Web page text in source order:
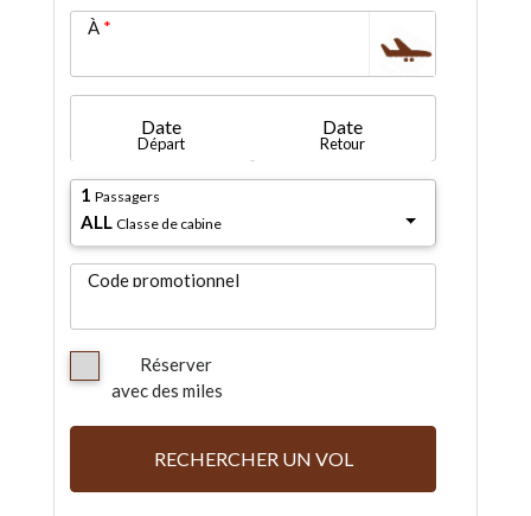
À
Date
Départ
Date
Retour
1 Passagers
ALL Classe de cabine
Code promotionnel
Réserver
avec des miles
RECHERCHER UN VOL